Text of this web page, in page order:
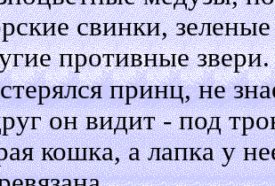
свинки,
противные звери.
принц, не
он видит - под
кошка, а лапка у